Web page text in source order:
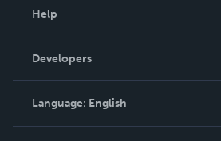
Podcast
Help
Order Lookup
Knowledge Base
Contact Support
Developers
Language: English